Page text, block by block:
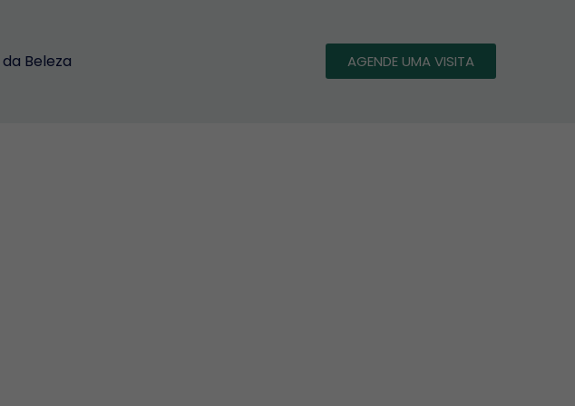
Beleza AGENDE UMA VISITA